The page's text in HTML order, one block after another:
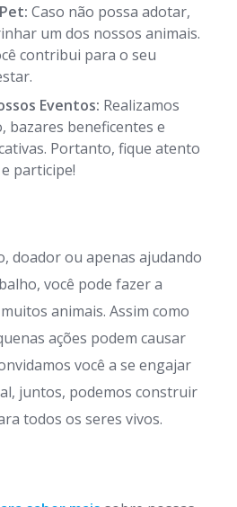
Caso não possa adotar,
um dos nossos animais.
contribui para o seu
Eventos: Realizamos
bazares beneficentes e
Portanto, fique atento
participe!
doador ou apenas ajudando
você pode fazer a
animais. Assim como
ações podem causar
você a se engajar
juntos, podemos construir
todos os seres vivos.